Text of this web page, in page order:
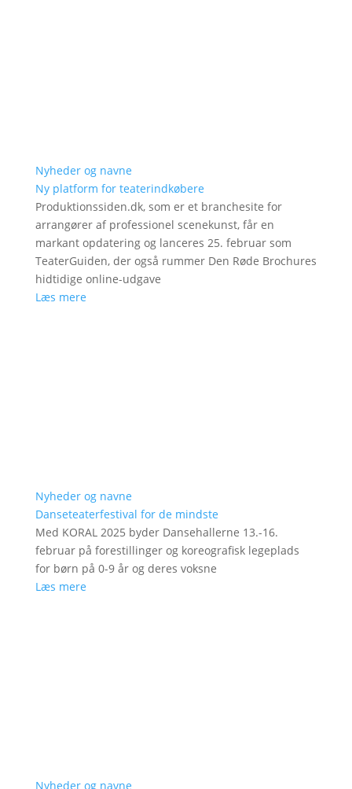
Nyheder og navne
Ny platform for teaterindkøbere
Produktionssiden.dk, som er et branchesite for
arrangører af professionel scenekunst, får en
markant opdatering og lanceres 25. februar som
TeaterGuiden, der også rummer Den Røde Brochures
hidtidige online-udgave
Læs mere
Nyheder og navne
Danseteaterfestival for de mindste
Med KORAL 2025 byder Dansehallerne 13.-16.
februar på forestillinger og koreografisk legeplads
for børn på 0-9 år og deres voksne
Læs mere
Nyheder og navne